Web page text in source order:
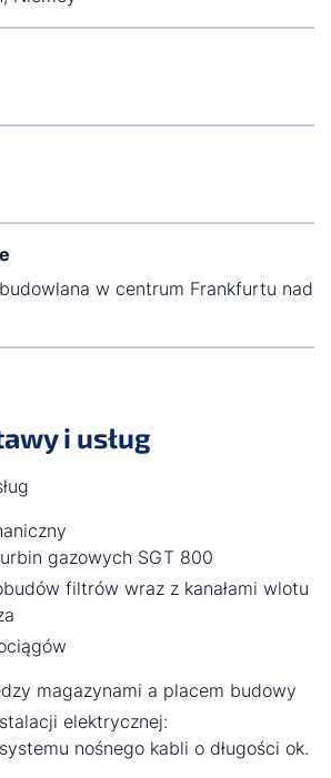
w centrum Frankfurtu nad
i usług
gazowych SGT 800
filtrów wraz z kanałami wlotu
magazynami a placem budowy
elektrycznej:
nośnego kabli o długości ok.